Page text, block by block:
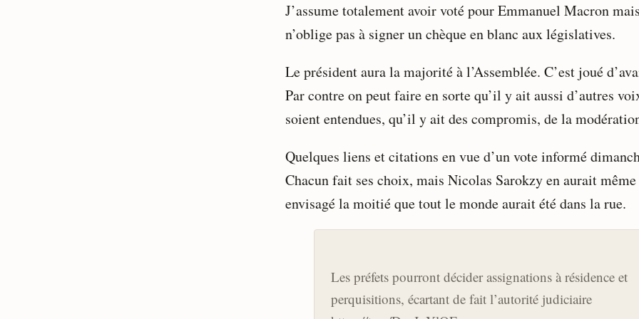
J’assume totalement avoir voté pour Emmanuel Macron
n’oblige pas à signer un chèque en blanc aux législatives.
Le président aura la majorité à l’Assemblée. C’est joué
Par contre on peut faire en sorte qu’il y ait aussi d’autres
soient entendues, qu’il y ait des compromis, de la
Quelques liens et citations en vue d’un vote informé
Chacun fait ses choix, mais Nicolas Sarokzy en aurait même
envisagé la moitié que tout le monde aurait été dans la rue.
Les préfets pourront décider assignations à résidence et
perquisitions, écartant de fait l’autorité judiciaire